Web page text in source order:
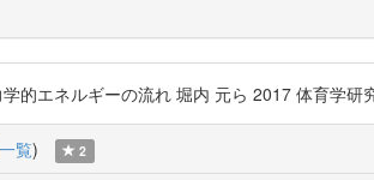
的エネルギーの流れ 堀内 元ら 2017 体育学研
覧) 2